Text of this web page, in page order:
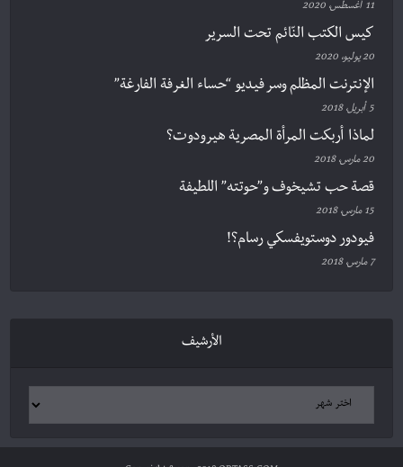
11 أغسطس، 2020
كيس الكتب النّائم تحت السرير
20 يوليو، 2020
الإنترنت المظلم وسر فيديو “حساء الغرفة الفارغة”
5 أبريل، 2018
لماذا أربكت المرأة المصرية هيرودوت؟
20 مارس، 2018
قصة حب تشيخوف و”حوتته” اللطيفة
15 مارس، 2018
فيودور دوستويفسكي رسام؟!
7 مارس، 2018
الأرشيف